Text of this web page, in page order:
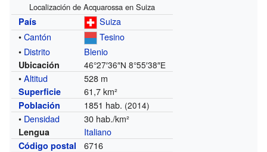
Localización de Acquarossa en Suiza
País
Suiza
•Cantón
Tesino
• Distrito Blenio
Ubicación 46°27′36″N 8°55′38″E
•Altitud 528 m
Superficie 61,7 km²
Población 1851 hab. (2014)
• Densidad 30 hab./km²
Lengua Italiano
Código postal 6716